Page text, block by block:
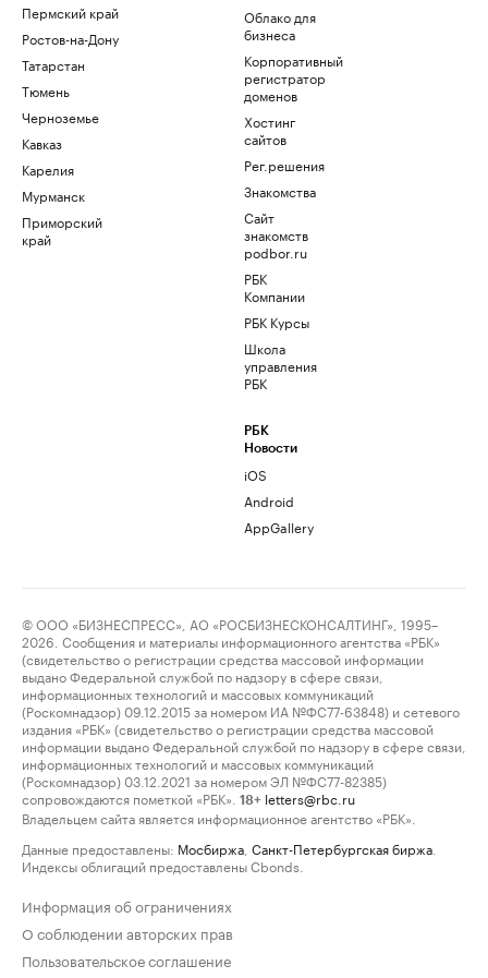
Пермский край
Ростов-на-Дону
Татарстан
Тюмень
Черноземье
Кавказ
Карелия
Мурманск
Приморский
край
Облако для
бизнеса
Корпоративный
регистратор
доменов
Хостинг
сайтов
Рег.решения
Знакомства
Сайт
знакомств
podbor.ru
РБК
Компании
РБК Курсы
Школа
управления
РБК
РБК
Новости
iOS
Android
AppGallery
© ООО «БИЗНЕСПРЕСС», АО «РОСБИЗНЕСКОНСАЛТИНГ», 1995–
2026. Сообщения и материалы информационного агентства «РБК»
(свидетельство о регистрации средства массовой информации
выдано Федеральной службой по надзору в сфере связи,
информационных технологий и массовых коммуникаций
(Роскомнадзор) 09.12.2015 за номером ИА №ФС77-63848) и сетевого
издания «РБК» (свидетельство о регистрации средства массовой
информации выдано Федеральной службой по надзору в сфере связи,
информационных технологий и массовых коммуникаций
(Роскомнадзор) 03.12.2021 за номером ЭЛ №ФС77-82385)
сопровождаются пометкой «РБК».
18+ letters@rbc.ru
Владельцем сайта является информационное агентство «РБК».
Данные предоставлены: Мосбиржа Санкт-Петербургская биржа
Индексы облигаций предоставлены Cbonds.
Информация об ограничениях
О соблюдении авторских прав
Пользовательское соглашение